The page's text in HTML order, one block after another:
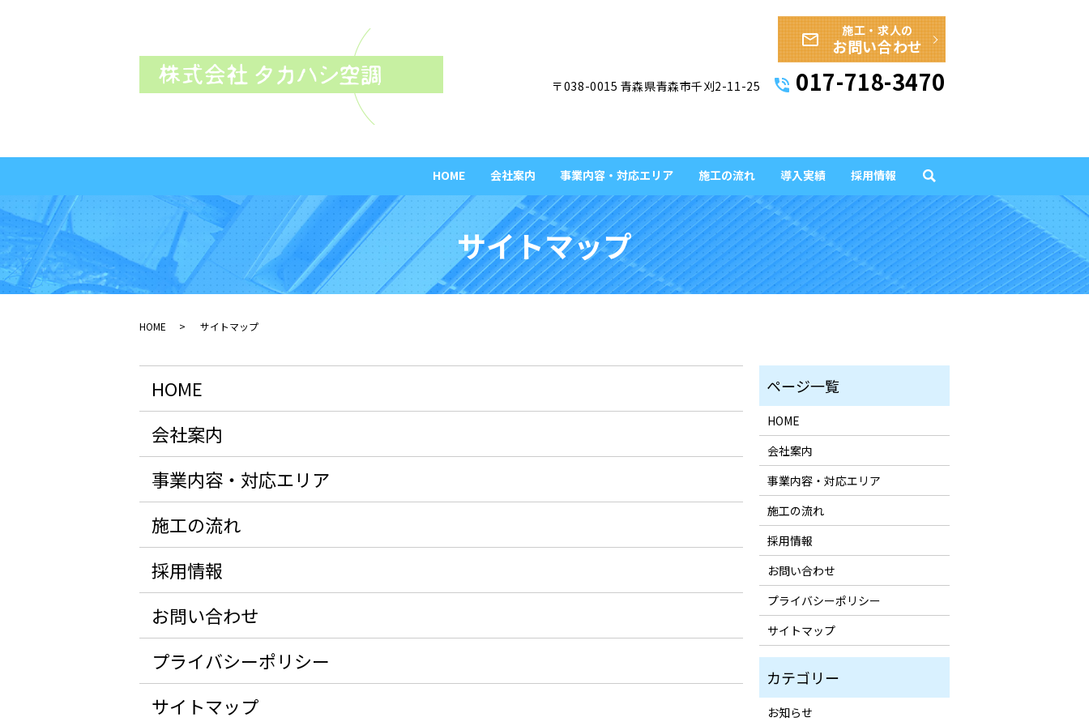
mail_outline 施工・求人の
お問い合わせ
〒038-0015 青森県青森市千刈2-11-25 phone_in_talk 017-718-3470
HOME 会社案内 事業内容・対応エリア 施工の流れ 導入実績 採用情報
サイトマップ
HOME サイトマップ
HOME
会社案内
事業内容・対応エリア
施工の流れ
採用情報
お問い合わせ
プライバシーポリシー
サイトマップ
HOME
会社案内
事業内容・対応エリア
施工の流れ
採用情報
お問い合わせ
プライバシーポリシー
サイトマップ
お知らせ